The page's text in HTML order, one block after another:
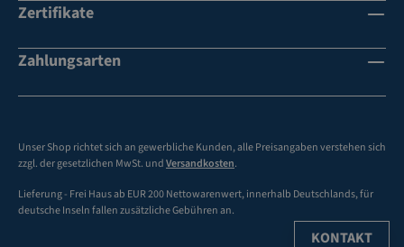
Zertifikate
Zahlungsarten
Unser Shop richtet sich an gewerbliche Kunden, alle Preisangaben verstehen sich
zzgl. der gesetzlichen MwSt. undVersandkosten.
Lieferung - Frei Haus ab EUR 200 Nettowarenwert, innerhalb Deutschlands, für
deutsche Inseln fallen zusätzliche Gebühren an.
KONTAKT